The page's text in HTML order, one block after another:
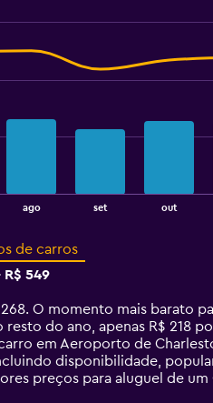
ago set out
de carros
R$ 549
O momento mais barato
do ano, apenas R$ 218
em Aeroporto de
disponibilidade,
preços para aluguel de